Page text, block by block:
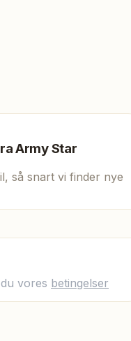
Army Star
så snart vi finder nye
vores betingelser